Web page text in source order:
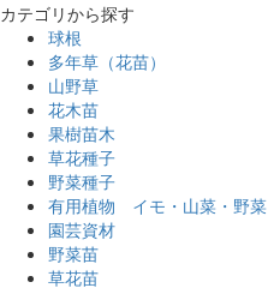
カテゴリから探す
球根
多年草（花苗）
山野草
花木苗
果樹苗木
草花種子
野菜種子
有用植物 イモ・山菜・野菜
園芸資材
野菜苗
草花苗